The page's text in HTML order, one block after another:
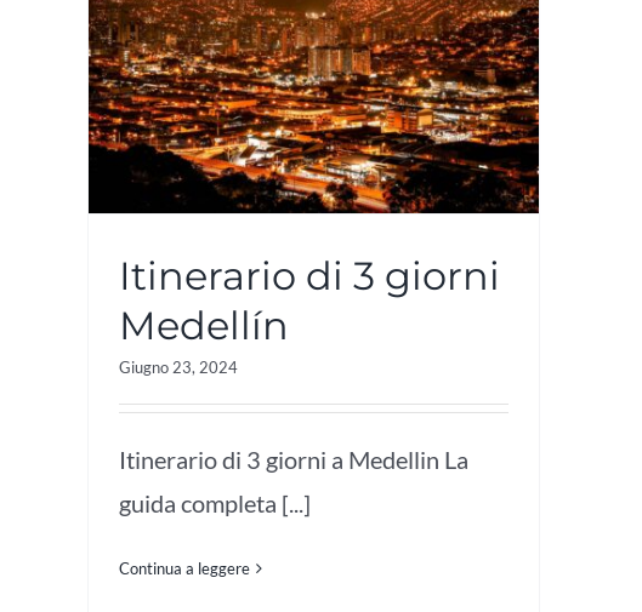
Itinerario di 3 giorni
Medellín
Giugno 23, 2024
Itinerario di 3 giorni a Medellin La
guida completa [...]
Continua a leggere